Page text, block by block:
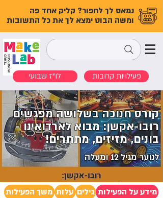
נמאס לך לחפור? קליק אחד פה
ומשה הבוט ימצא לך את כל התשובות
לו"ז שבועי פעילויות קרובות
קורס חנוכה בשלושה מפגשים
רובו-אקשן: מבוא לארדואינו -
בונים, מזיזים, מתחרים!
לנוער מגיל 12 ומעלה
מידע על הפעילות גילים עלות משך הפעילות